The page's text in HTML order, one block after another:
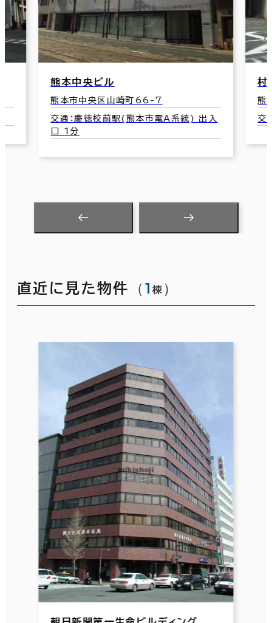
村瀬海運ビル
熊本市中央区安政町8-16
交通：水道町駅(熊本市電Ａ系統) 3分
熊
熊
交
直近に見た物件 （1 棟 ）